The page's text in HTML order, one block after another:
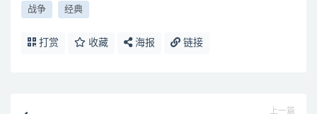
战争 经典
打赏 收藏 海报 链接
上一篇